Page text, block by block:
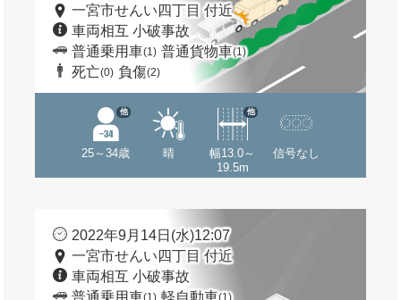
一宮市せんい四丁目 付近
車両相互 小破事故
普通乗用車(1) 普通貨物車(1)
死亡(0) 負傷(2)
25～34歳
他
晴
幅13.0～
19.5m
他
信号なし
2022年9月14日(水)12:07
一宮市せんい四丁目 付近
車両相互 小破事故
普通乗用車(1) 軽自動車(1)